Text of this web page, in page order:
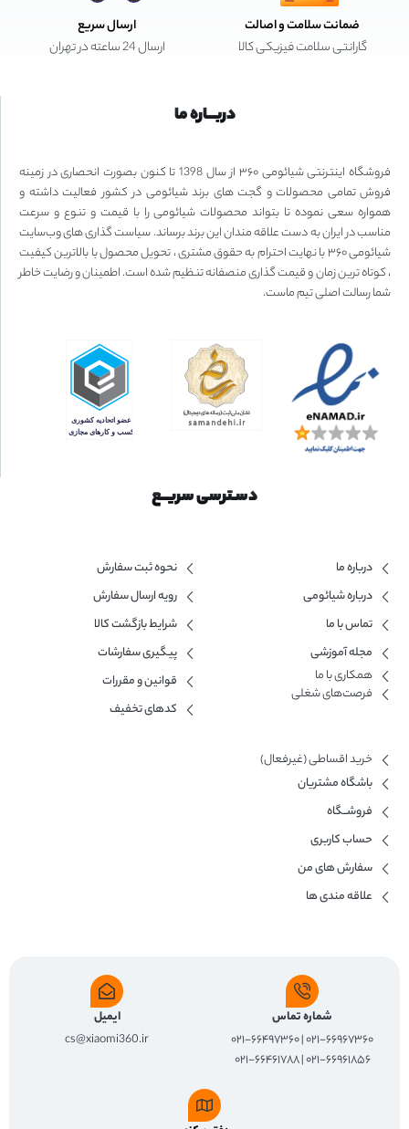
ضمانت سلامت و اصالت
گارانتی سلامت فیزیکی کالا
ارسال سریع
ارسال 24 ساعته در تهران
دربـــاره ما
فروشگاه اینترنتی شیائومی ۳۶۰ از سال 1398 تا کنون بصورت انحصاری در زمینه
فروش تمامی محصولات و گجت های برند شیائومی در کشور فعالیت داشته و
همواره سعی نموده تا بتواند محصولات شیائومی را با قیمت و تنوع و سرعت
مناسب در ایران به دست علاقه مندان این برند برساند. سیاست گذاری های وب‌سایت
شیائومی ۳۶۰ با نهایت احترام به حقوق مشتری ، تحویل محصول با بالاترین کیفیت
، کوتاه ترین زمان و قیمت گذاری منصفانه تنظیم شده است. اطمینان و رضایت خاطر
شما رسالت اصلی تیم ماست.
دسـترسی سریــع
درباره ما
درباره شیائومی
تماس با ما
مجله آموزشی
همکاری با ما​
فرصت‌های شغلی
نحوه ثبت سفارش
رویه ارسال سفارش
شرایط بازگشت کالا
پیگیری سفارشات
قوانین و مقررات
کدهای تخفیف
خرید اقساطی (غیرفعال)
باشگاه مشتریان
فروشــگاه
حساب کاربری
سفارش های من
علاقه مندی ها
شماره تماس
۰۲۱-۶۶۹۶۷۳۶۰ | ۰۲۱-۶۶۴۹۷۳۶۰
۰۲۱-۶۶۹۶۱۸۵۶ | ۰۲۱-۶۶۴۶۱۷۸۸
ایمیل
cs@xiaomi360.ir